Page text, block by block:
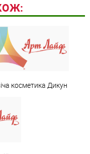
косметика Дикун